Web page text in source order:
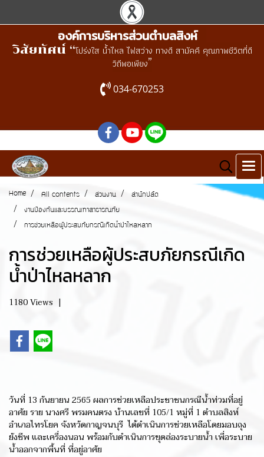
องค์การบริหารส่วนตำบลสิงห์
วิสัยทัศน์ “โปร่งใส น้ำไหล ไฟสว่าง ทางดี สามัคคี คุณภาพชีวิตที่ดี
วิถีพอเพียง”
034-670253
Home All contents ส่วนงาน สำนักปลัด
งานป้องกันและบรรณเทาสาธารณภัย
การช่วยเหลือผู้ประสบภัยกรณีเกิดน้ำป่าไหลหลาก
การช่วยเหลือผู้ประสบภัยกรณีเกิด
น้ำป่าไหลหลาก
1180 Views |
วันที่ 13 กันยายน 2565 ผลการช่วยเหลือประชาชนกรณีน้ำท่วมที่อยู่
อาศัย ราย นางศรี พรมคนตรง บ้านเลขที่ 105/1 หมู่ที่ 1 ตำบลสิงห์
อำเภอไทรโยค จังหวัดกาญจนบุรี ได้ดำเนินการช่วยเหลือโดยมอบถุง
ยังชีพ และเครื่องนอน พร้อมกับดำเนินการขุดล่องระบายน้ำ เพื่อระบาย
น้ำออกจากพื้นที่ ที่อยู่อาศัย